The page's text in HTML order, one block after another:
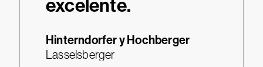
excelente.
Hinterndorfer y Hochberger
Lasselsberger